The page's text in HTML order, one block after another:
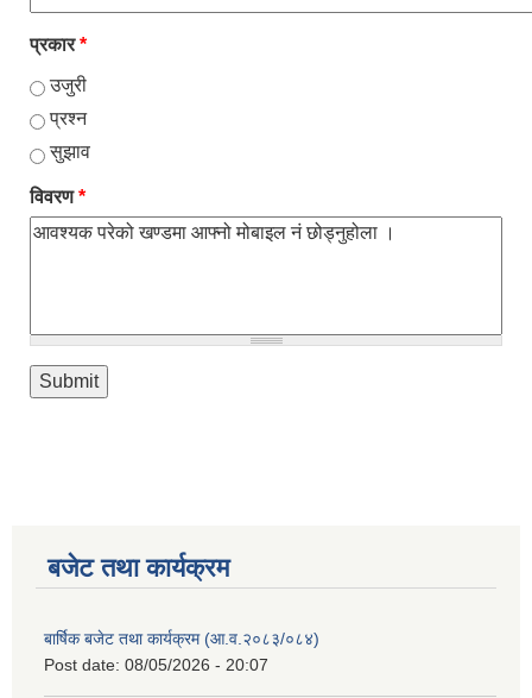
प्रकार*
उजुरी
प्रश्न
सुझाव
विवरण*
बजेट तथा कार्यक्रम
बार्षिक बजेट तथा कार्यक्रम (आ.व.२०८३/०८४)
Post date: 08/05/2026 - 20:07